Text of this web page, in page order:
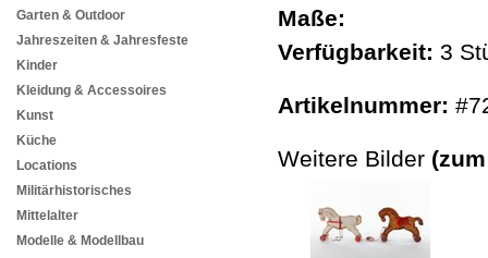
Garten & Outdoor
Jahreszeiten & Jahresfeste
Kinder
Kleidung & Accessoires
Kunst
Küche
Locations
Militärhistorisches
Mittelalter
Modelle & Modellbau
Maße:
Verfügbarkeit: 3
Artikelnummer:
Weitere Bilder